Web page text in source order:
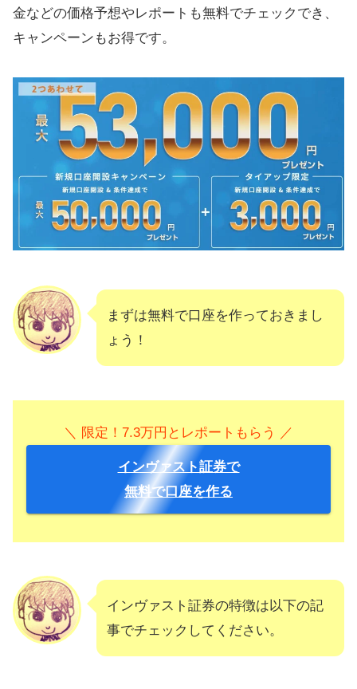
金などの価格予想やレポートも無料でチェックでき、
キャンペーンもお得です。
まずは無料で口座を作っておきまし
ょう！
＼ 限定！7.3万円とレポートもらう ／
インヴァスト証券で
無料で口座を作る
インヴァスト証券の特徴は以下の記
事でチェックしてください。